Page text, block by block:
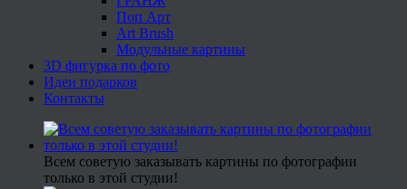
Поп Арт
Art Brush
Модульные картины
3D фигурка по фото
Идеи подарков
Контакты
Всем советую заказывать картины по фотографии
только в этой студии!